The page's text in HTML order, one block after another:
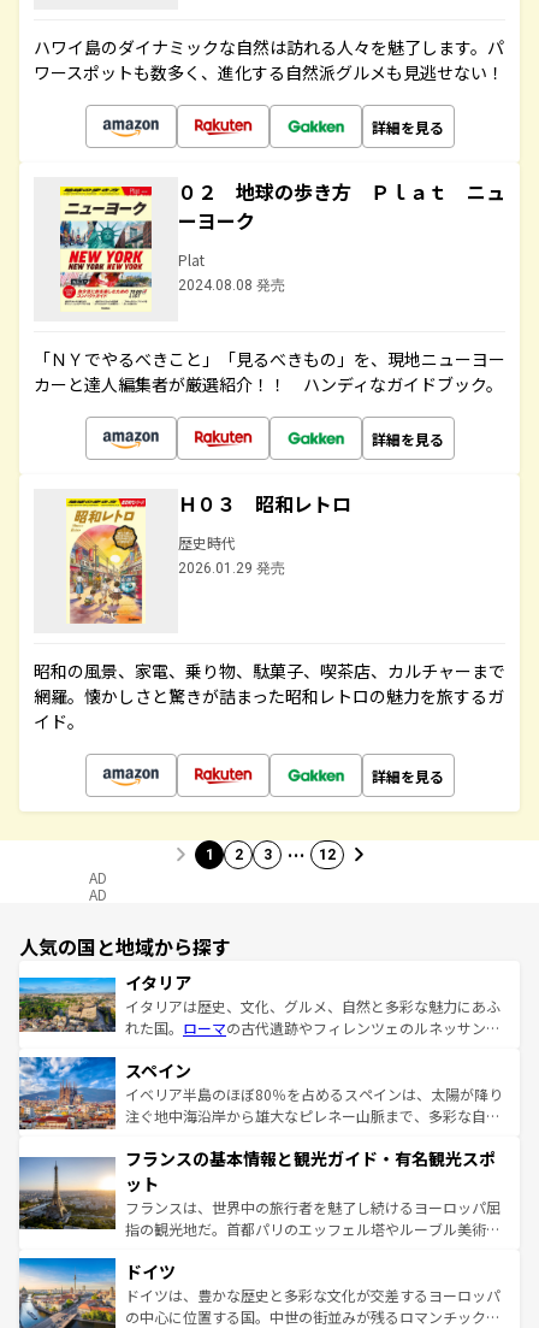
ハワイ島のダイナミックな自然は訪れる人々を魅了します。パ
ワースポットも数多く、進化する自然派グルメも見逃せない！
詳細を見る
０２ 地球の歩き方 Ｐｌａｔ ニュ
ーヨーク
Plat
2024.08.08 発売
「ＮＹでやるべきこと」「見るべきもの」を、現地ニューヨー
カーと達人編集者が厳選紹介！！ ハンディなガイドブック。
詳細を見る
Ｈ０３ 昭和レトロ
歴史時代
2026.01.29 発売
昭和の風景、家電、乗り物、駄菓子、喫茶店、カルチャーまで
網羅。懐かしさと驚きが詰まった昭和レトロの魅力を旅するガ
イド。
詳細を見る
1 2 3 … 12
AD
AD
人気の国と地域から探す
イタリア
イタリアは歴史、文化、グルメ、自然と多彩な魅力にあふ
れた国。 ローマの古代遺跡やフィレンツェのルネッサンス
ろん、トスカーナの美しい田園風景やアマルフィ海岸の絶
景など、自然景観も見逃せない。観光の合間には、本場の
ピザやパスタなど、絶品のイタリア料理を堪能することも
ませてくれるイタリアで、忘れられない旅をしてみよう！
なお、新着のイタリア情報は
しい。
スペイン
イベリア半島のほぼ80％を占めるスペインは、太陽が降り
注ぐ地中海沿岸から雄大なピレネー山脈まで、多彩な自然
文化が根付くこの国では、情熱的なフラメンコ、熱気あふ
れる闘牛、そして美味しいタパスが生活の一部となってい
る。首都マドリードの洗練された雰囲気や、バルセロナの
アートに溢れた街角から、地方では古代ローマ遺跡や中世
せる。地方によって風土や気候が異なるスペインはその個
性で訪れる人を魅了する。 なお、新着のスペイン情報は コ
ンテンツ一覧を参照してほしい。
フランスの基本情報と観光ガイド・有名観光スポ
ット
フランスは、世界中の旅行者を魅了し続けるヨーロッパ屈
指の観光地だ。首都パリのエッフェル塔やルーブル美術館
で、幅広い魅力が詰まっている。華麗な宮殿、歴史的な大
聖堂、美しいビーチ、そして豊かな自然が、訪れる者を心
から魅了する。また、フランスは美食の国としても知ら
ドイツ
ドイツは、豊かな歴史と多彩な文化が交差するヨーロッパ
の中心に位置する国。中世の街並みが残るロマンチック街